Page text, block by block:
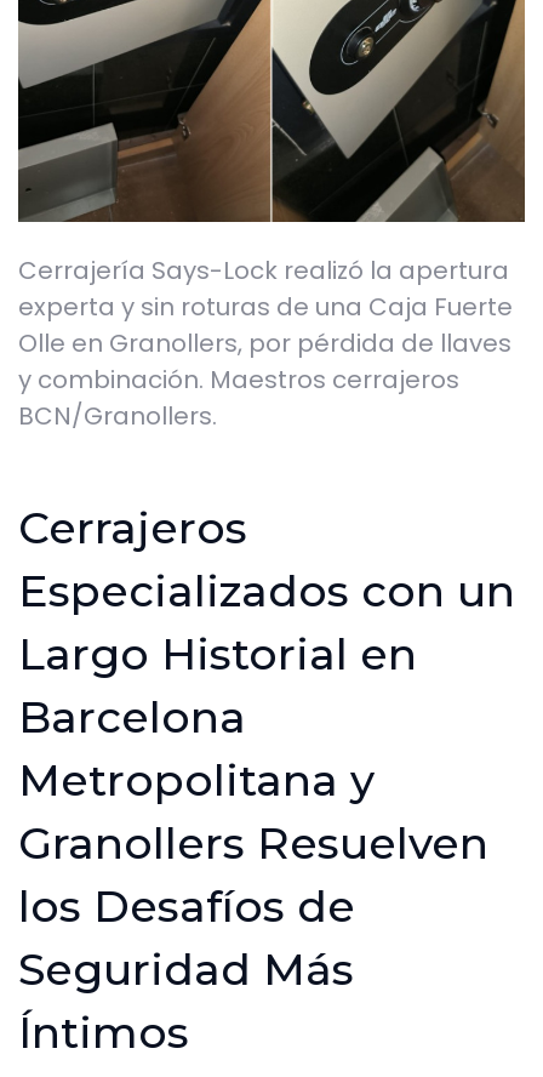
Cerrajería Says-Lock realizó la apertura
experta y sin roturas de una Caja Fuerte
Olle en Granollers, por pérdida de llaves
y combinación. Maestros cerrajeros
BCN/Granollers.
Cerrajeros
Especializados con un
Largo Historial en
Barcelona
Metropolitana y
Granollers Resuelven
los Desafíos de
Seguridad Más
Íntimos